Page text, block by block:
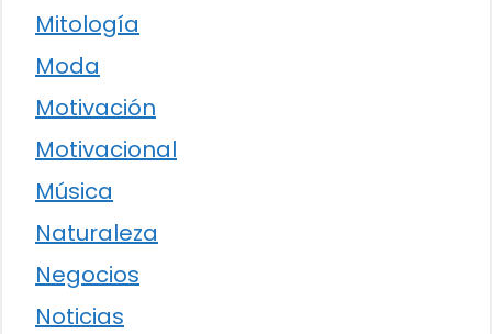
Mitología
Moda
Motivación
Motivacional
Música
Naturaleza
Negocios
Noticias